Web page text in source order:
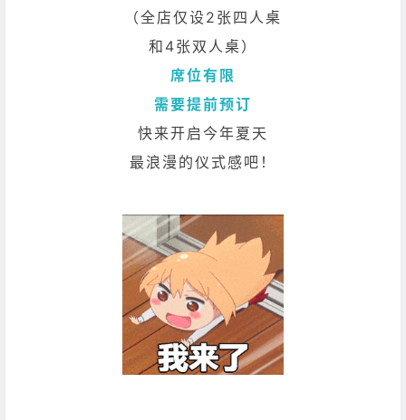
（全店仅设2张四人桌
和4张双人桌）
席位有限
需要提前预订
快来开启今年夏天
最浪漫的仪式感吧！